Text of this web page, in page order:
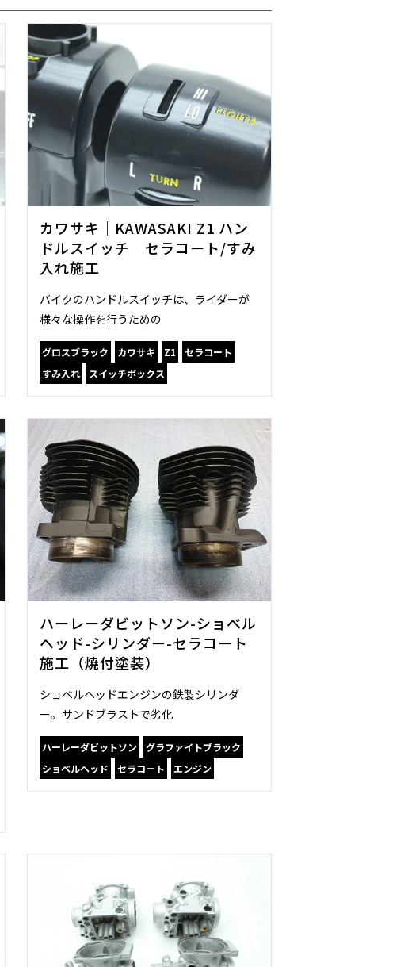
カワサキ｜KAWASAKI Z1 ハン
ドルスイッチ セラコート/すみ
入れ施工
バイクのハンドルスイッチは、ライダーが
様々な操作を行うための
グロスブラック カワサキ Z1
セラコート
すみ入れ
スイッチボックス
ハーレーダビットソン-ショベル
ヘッド-シリンダー-セラコート
施工（焼付塗装）
ショベルヘッドエンジンの鉄製シリンダ
ー。サンドブラストで劣化
ハーレーダビットソン
グラファイトブラック
ショベルヘッド
セラコート エンジン